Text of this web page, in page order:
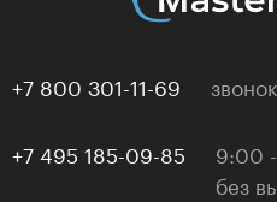
+7 800 301-11-69
+7 495 185-09-85
9:00
без